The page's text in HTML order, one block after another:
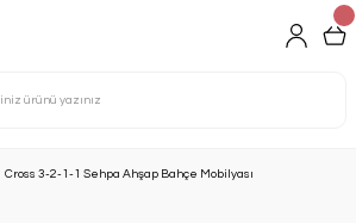
Cross 3-2-1-1 Sehpa Ahşap Bahçe Mobilyası